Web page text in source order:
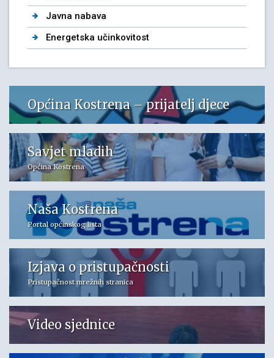
Javna nabava
Energetska učinkovitost
Općina Kostrena – prijatelj djece
Savjet mladih
Općina Kostrena
Naša Kostrena
Portal općinskog lista
Izjava o pristupačnosti
Pristupačnost mrežnih stranica
Video sjednice